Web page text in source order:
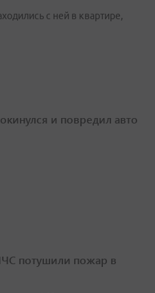
с ней в квартире,
и повредил авто
потушили пожар в